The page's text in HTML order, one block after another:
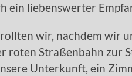
ein liebenswerter
wir, nachdem wir
roten Straßenbahn zur
Unterkunft, ein